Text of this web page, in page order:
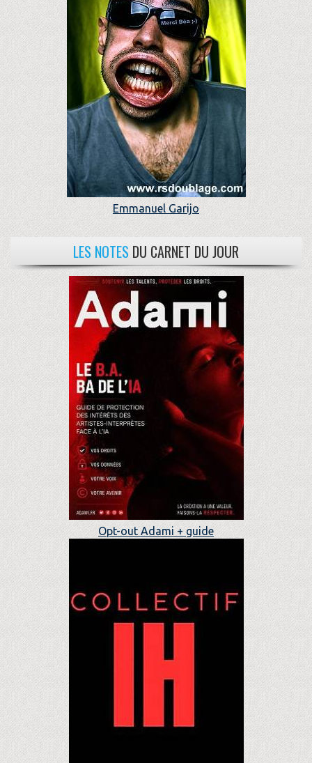
Emmanuel Garijo
LES NOTES DU CARNET DU JOUR
Opt-out Adami + guide